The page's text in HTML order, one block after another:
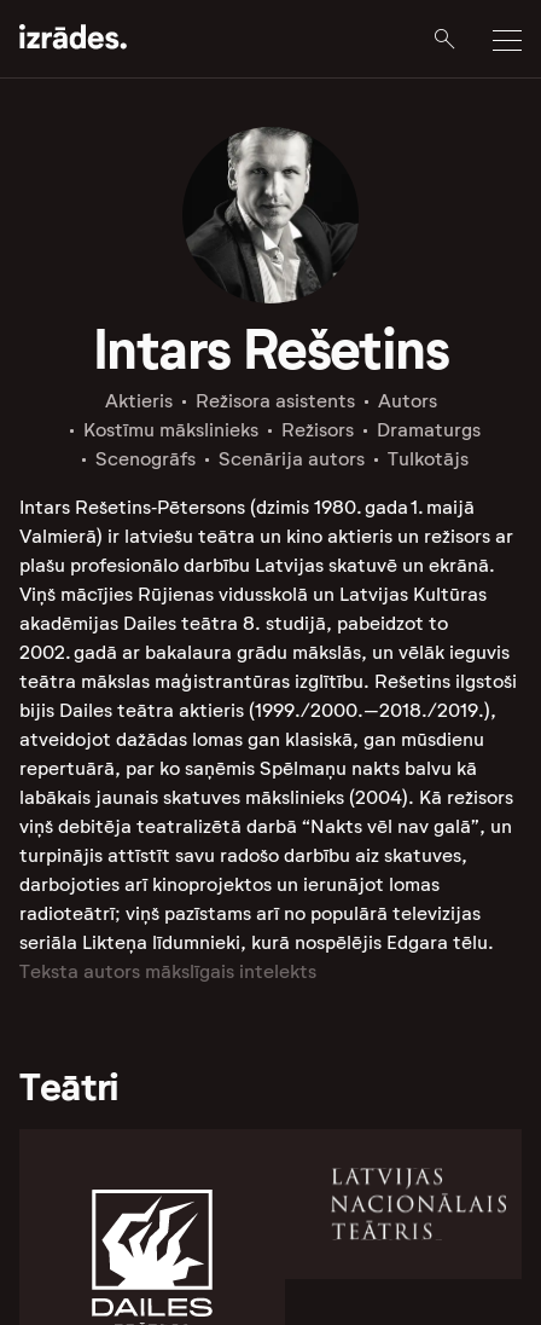
Intars Rešetins
Aktieris Režisora asistents
Autors
Kostīmu mākslinieks
Režisors
Dramaturgs
Scenogrāfs
Scenārija autors Tulkotājs
Intars Rešetins‑Pētersons (dzimis 1980. gada 1. maijā
Valmierā) ir latviešu teātra un kino aktieris un režisors ar
plašu profesionālo darbību Latvijas skatuvē un ekrānā.
Viņš mācījies Rūjienas vidusskolā un Latvijas Kultūras
akadēmijas Dailes teātra 8. studijā, pabeidzot to
2002. gadā ar bakalaura grādu mākslās, un vēlāk ieguvis
teātra mākslas maģistrantūras izglītību. Rešetins ilgstoši
bijis Dailes teātra aktieris (1999./2000.–2018./2019.),
atveidojot dažādas lomas gan klasiskā, gan mūsdienu
repertuārā, par ko saņēmis Spēlmaņu nakts balvu kā
labākais jaunais skatuves mākslinieks (2004). Kā režisors
viņš debitēja teatralizētā darbā “Nakts vēl nav galā”, un
turpinājis attīstīt savu radošo darbību aiz skatuves,
darbojoties arī kinoprojektos un ierunājot lomas
radioteātrī; viņš pazīstams arī no populārā televizijas
seriāla Likteņa līdumnieki, kurā nospēlējis Edgara tēlu.
Teksta autors mākslīgais intelekts
Teātri